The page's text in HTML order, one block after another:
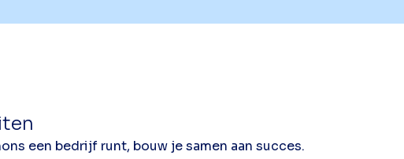
een bedrijf runt, bouw je samen aan succes.